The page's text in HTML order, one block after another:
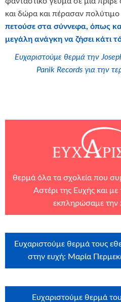
και δώρα και πέρασαν πολύτιμο
πετούσε στα σύννεφα, όπως
μεγάλη ανάγκη να ζήσει κάτι
Ευχαριστούμε θερμά την
Panik Records για την
θερμά όλα τα σχολεία που
Αστέρι της Ευχής και
εκπληρώσαμε την
Ευχαριστούμε θερμά τους
στην ευχή: Μαρία
Ευχαριστούμε θερμά